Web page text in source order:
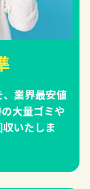
業界最安値
大量ゴミや
いたしま